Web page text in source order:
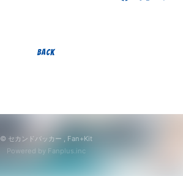
BACK
© セカンドバッカー , Fan+Kit
Powered by Fanplus.inc